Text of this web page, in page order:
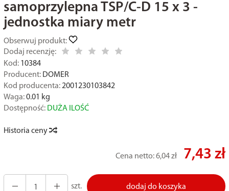
samoprzylepna TSP/C-D 15 x 3 -
jednostka miary metr
Obserwuj produkt:
Dodaj recenzję:
Kod: 10384
Producent: DOMER
Kod producenta: 2001230103842
Waga: 0.01 kg
Dostępność: DUŻA ILOŚĆ
Historia ceny
Cena netto:6,04 zł 7,43 zł
szt. dodaj do koszyka